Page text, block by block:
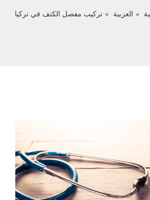
العربية تركيب مفصل الكتف في تركيا